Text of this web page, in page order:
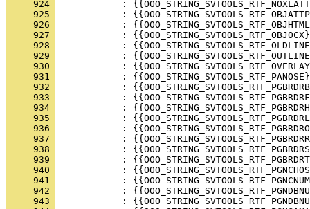
     924
     925
     926
     927
     928
     929
     930
     931
     932
     933
     934
     935
     936
     937
     938
     939
     940
     941
     942
     943